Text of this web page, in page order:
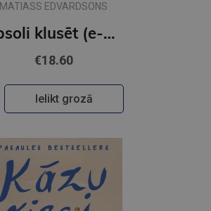
MATIASS EDVARDSONS
Apsoli klusēt (e-grāmata)
€18.60
Ielikt grozā